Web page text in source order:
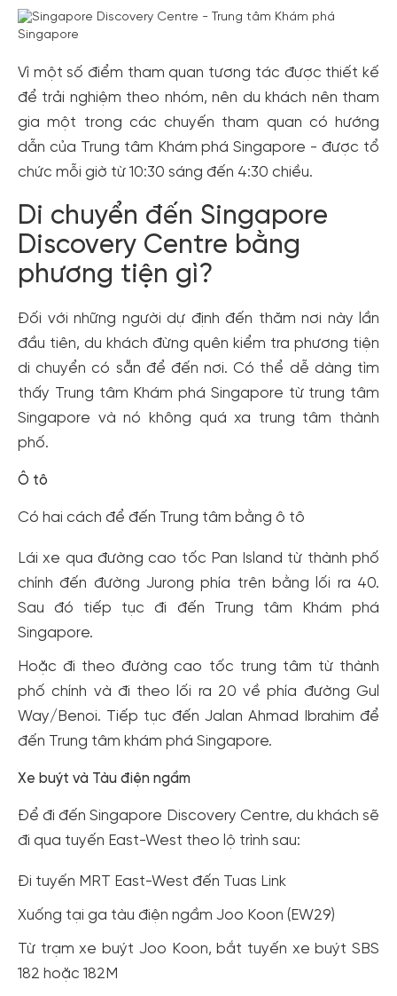
Vì một số điểm tham quan tương tác được thiết kế
để trải nghiệm theo nhóm, nên du khách nên tham
gia một trong các chuyến tham quan có hướng
dẫn của Trung tâm Khám phá Singapore - được tổ
chức mỗi giờ từ 10:30 sáng đến 4:30 chiều.
Di chuyển đến Singapore
Discovery Centre bằng
phương tiện gì?
Đối với những người dự định đến thăm nơi này lần
đầu tiên, du khách đừng quên kiểm tra phương tiện
di chuyển có sẵn để đến nơi. Có thể dễ dàng tìm
thấy Trung tâm Khám phá Singapore từ trung tâm
Singapore và nó không quá xa trung tâm thành
phố.
Ô tô
Có hai cách để đến Trung tâm bằng ô tô
Lái xe qua đường cao tốc Pan Island từ thành phố
chính đến đường Jurong phía trên bằng lối ra 40.
Sau đó tiếp tục đi đến Trung tâm Khám phá
Singapore.
Hoặc đi theo đường cao tốc trung tâm từ thành
phố chính và đi theo lối ra 20 về phía đường Gul
Way/Benoi. Tiếp tục đến Jalan Ahmad Ibrahim để
đến Trung tâm khám phá Singapore.
Xe buýt và Tàu điện ngầm
Để đi đến Singapore Discovery Centre, du khách sẽ
đi qua tuyến East-West theo lộ trình sau:
Đi tuyến MRT East-West đến Tuas Link
Xuống tại ga tàu điện ngầm Joo Koon (EW29)
Từ trạm xe buýt Joo Koon, bắt tuyến xe buýt SBS
182 hoặc 182M